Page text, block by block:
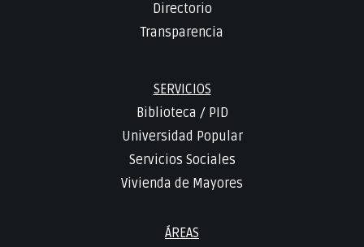
Directorio
Transparencia
SERVICIOS
Biblioteca / PID
Universidad Popular
Servicios Sociales
Vivienda de Mayores
ÁREAS